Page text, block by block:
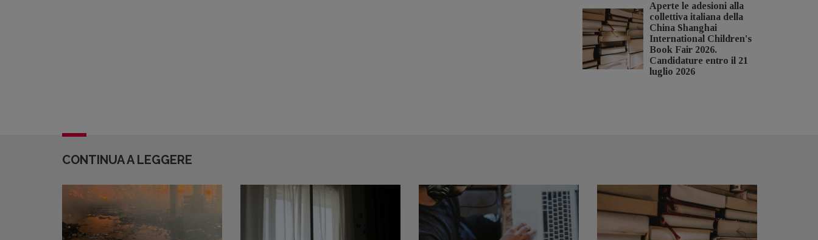
Aperte le adesioni alla
collettiva italiana della
China Shanghai
International Children's
Book Fair 2026.
Candidature entro il 21
luglio 2026
CONTINUA A LEGGERE